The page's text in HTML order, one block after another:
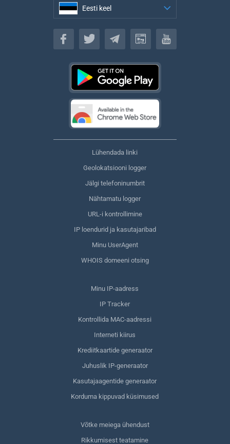
Eesti keel
Eesti keel
Lühendada linki
Geolokatsiooni logger
Jälgi telefoninumbrit
Nähtamatu logger
URL-i kontrollimine
IP loendurid ja kasutajaribad
Minu UserAgent
WHOIS domeeni otsing
Minu IP-aadress
IP Tracker
Kontrollida MAC-aadressi
Interneti kiirus
Krediitkaartide generaator
Juhuslik IP-generaator
Kasutajaagentide generaator
Korduma kippuvad küsimused
Võtke meiega ühendust
Rikkumisest teatamine